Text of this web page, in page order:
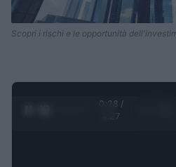
Scopri i rischi e le opportunità
0:28 /
4:27